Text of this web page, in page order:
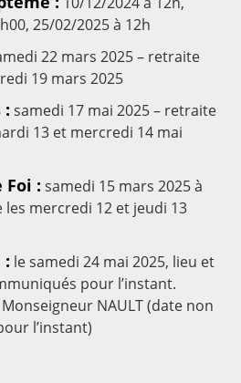
25/02/2025 à 12h
22 mars 2025 – retraite
19 mars 2025
: samedi 17 mai 2025 – retraite
13 et mercredi 14 mai
Foi : samedi 15 mars 2025 à
les mercredi 12 et jeudi 13
: le samedi 24 mai 2025, lieu et
pour l’instant.
NAULT (date non
l’instant)